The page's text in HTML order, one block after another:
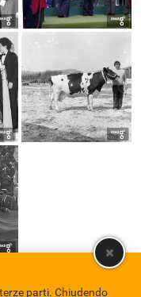
parti. Chiudendo